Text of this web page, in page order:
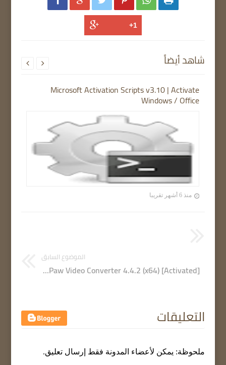
شاهد أيضاً
Microsoft Activation Scripts v3.10 | Activate
Windows / Office
منذ 6 أشهر تقريبا
 
الموضوع السابق
HitPaw Video Converter 4.4.2 (x64) [Activated]
التعليقات
ملحوظة: يمكن لأعضاء المدونة فقط إرسال تعليق.